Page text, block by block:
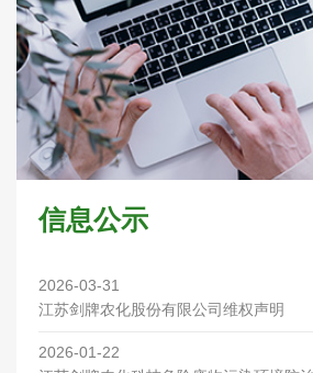
信息公示
2026-03-31
江苏剑牌农化股份有限公司维权声明
2026-01-22